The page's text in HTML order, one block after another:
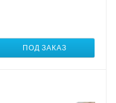
ПОД ЗАКАЗ